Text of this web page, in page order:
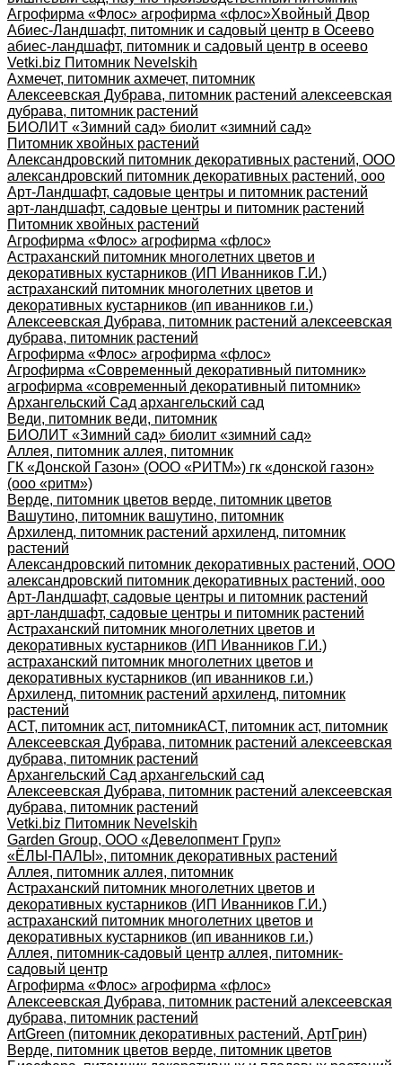
Агрофирма «Флос» агрофирма «флос»Хвойный Двор
Абиес-Ландшафт, питомник и садовый центр в Осеево
абиес-ландшафт, питомник и садовый центр в осеево
Vetki.biz Питомник Nevelskih
Ахмечет, питомник ахмечет, питомник
Алексеевская Дубрава, питомник растений алексеевская
дубрава, питомник растений
БИОЛИТ «Зимний сад» биолит «зимний сад»
Питомник хвойных растений
Александровский питомник декоративных растений, ООО
александровский питомник декоративных растений, ооо
Арт-Ландшафт, садовые центры и питомник растений
арт-ландшафт, садовые центры и питомник растений
Питомник хвойных растений
Агрофирма «Флос» агрофирма «флос»
Астраханский питомник многолетних цветов и
декоративных кустарников (ИП Иванников Г.И.)
астраханский питомник многолетних цветов и
декоративных кустарников (ип иванников г.и.)
Алексеевская Дубрава, питомник растений алексеевская
дубрава, питомник растений
Агрофирма «Флос» агрофирма «флос»
Агрофирма «Современный декоративный питомник»
агрофирма «современный декоративный питомник»
Архангельский Сад архангельский сад
Веди, питомник веди, питомник
БИОЛИТ «Зимний сад» биолит «зимний сад»
Аллея, питомник аллея, питомник
ГК «Донской Газон» (ООО «РИТМ») гк «донской газон»
(ооо «ритм»)
Верде, питомник цветов верде, питомник цветов
Вашутино, питомник вашутино, питомник
Архиленд, питомник растений архиленд, питомник
растений
Александровский питомник декоративных растений, ООО
александровский питомник декоративных растений, ооо
Арт-Ландшафт, садовые центры и питомник растений
арт-ландшафт, садовые центры и питомник растений
Астраханский питомник многолетних цветов и
декоративных кустарников (ИП Иванников Г.И.)
астраханский питомник многолетних цветов и
декоративных кустарников (ип иванников г.и.)
Архиленд, питомник растений архиленд, питомник
растений
АСТ, питомник аст, питомникАСТ, питомник аст, питомник
Алексеевская Дубрава, питомник растений алексеевская
дубрава, питомник растений
Архангельский Сад архангельский сад
Алексеевская Дубрава, питомник растений алексеевская
дубрава, питомник растений
Vetki.biz Питомник Nevelskih
Garden Group, ООО «Девелопмент Груп»
«ЁЛЫ-ПАЛЫ», питомник декоративных растений
Аллея, питомник аллея, питомник
Астраханский питомник многолетних цветов и
декоративных кустарников (ИП Иванников Г.И.)
астраханский питомник многолетних цветов и
декоративных кустарников (ип иванников г.и.)
Аллея, питомник-садовый центр аллея, питомник-
садовый центр
Агрофирма «Флос» агрофирма «флос»
Алексеевская Дубрава, питомник растений алексеевская
дубрава, питомник растений
ArtGreen (питомник декоративных растений, АртГрин)
Верде, питомник цветов верде, питомник цветов